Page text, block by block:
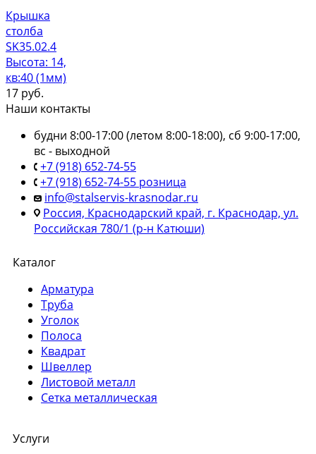
Крышка
столба
SK35.02.4
Высота: 14,
кв:40 (1мм)
17 руб.
Наши контакты
будни 8:00-17:00 (летом 8:00-18:00), сб 9:00-17:00,
вс - выходной
+7 (918) 652-74-55
+7 (918) 652-74-55 розница
info@stalservis-krasnodar.ru
Россия, Краснодарский край, г. Краснодар, ул.
Российская 780/1 (р-н Катюши)
Каталог
Арматура
Труба
Уголок
Полоса
Квадрат
Швеллер
Листовой металл
Сетка металлическая
Услуги